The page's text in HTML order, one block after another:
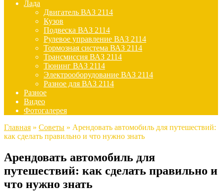
Лада
Двигатель ВАЗ 2114
Кузов
Подвеска ВАЗ 2114
Рулевое управление ВАЗ 2114
Тормозная система ВАЗ 2114
Трансмиссия ВАЗ 2114
Тюнинг ВАЗ 2114
Электрооборудование ВАЗ 2114
Разное для ВАЗ 2114
Разное
Видео
Фотогалерея
Главная » Советы » Арендовать автомобиль для путешествий:
как сделать правильно и что нужно знать
Арендовать автомобиль для
путешествий: как сделать правильно и
что нужно знать